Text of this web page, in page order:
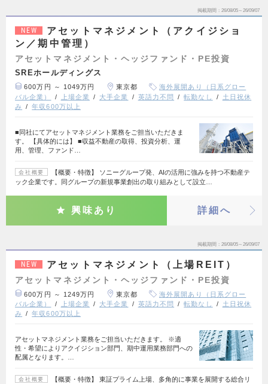
掲載期間 26/08/05～26/09/07
NEW
アセットマネジメント（アクイジショ
ン／期中管理）
アセットマネジメント・ヘッジファンド・PE投資
SREホールディングス
600万円 ～ 1049万円 東京都
海外展開あり（日系グロー
バル企業）
上場企業 大手企業 英語力不問 転勤なし
土日祝休
み
年収600万以上
■同社にてアセットマネジメント業務をご担当いただきま
す。 【具体的には】 ■収益不動産の取得、投資分析、運
用、管理、ファンド…
会社概要
【概要・特徴】 ソニーグループ発、AIの活用に強みを持つ不動産テ
ック企業です。同グループの新規事業創出の取り組みとして設立…
興味あり 詳細へ
掲載期間 26/08/05～26/09/07
NEW アセットマネジメント（上場REIT）
アセットマネジメント・ヘッジファンド・PE投資
600万円 ～ 1249万円 東京都
海外展開あり（日系グロー
バル企業）
上場企業 大手企業 英語力不問 転勤なし
土日祝休
み
年収600万以上
アセットマネジメント業務をご担当いただきます。 ※適
性・希望によりアクイジション部門、期中運用業務部門への
配属となります。…
会社概要
【概要・特徴】 東証プライム上場、多角的に事業を展開する総合リ